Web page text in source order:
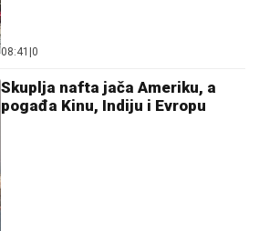
08:41 0
Skuplja nafta jača Ameriku, a
pogađa Kinu, Indiju i Evropu